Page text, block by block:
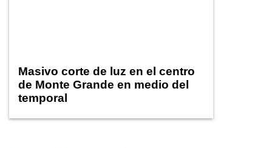
Masivo corte de luz en el centro
de Monte Grande en medio del
temporal